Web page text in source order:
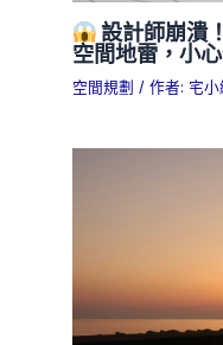
設計師崩潰
空間地雷，小
空間規劃 / 作者: 宅